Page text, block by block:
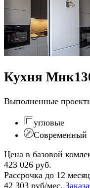
Кухня
Выполненные
угловые
Современный
Цена в базовой
423 026 руб.
Рассрочка до 12
42 303 руб/мес.